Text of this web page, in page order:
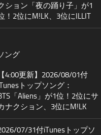
ション「夜の踊り子」が1
！2位にM!LK、3位にILLIT
ング
【4:00更新】2026/08/01付
トップソング：
「Aliens」が1位！2位にサ
ナクション、3位にM!LK
07/31付iTunesトップソ